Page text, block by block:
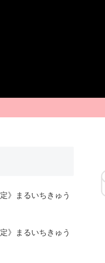
》まるいちきゅう
》まるいちきゅう